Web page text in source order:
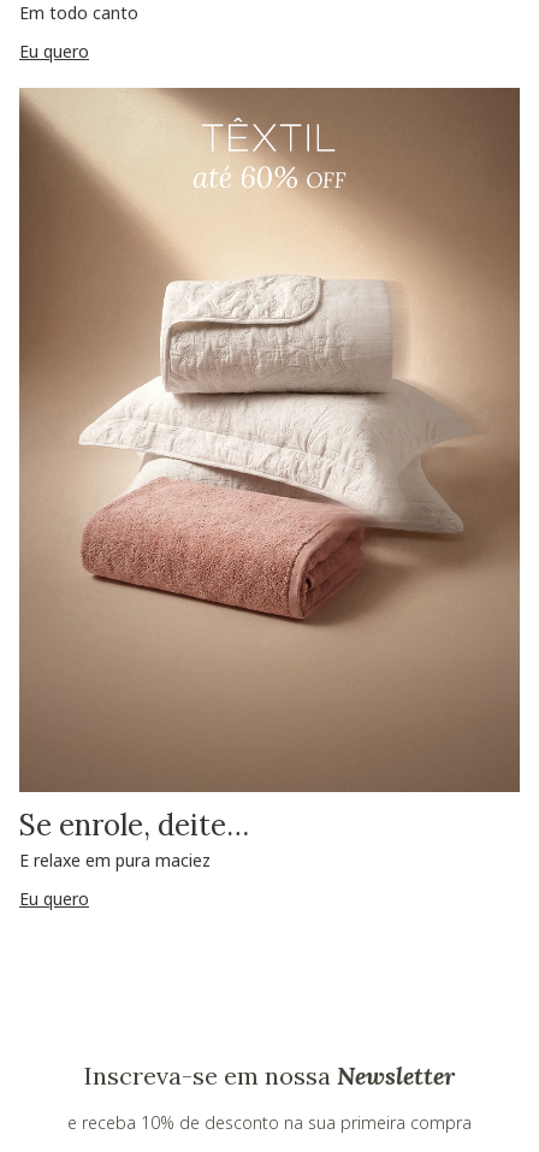
Em todo canto
Eu quero
Se enrole, deite…
E relaxe em pura maciez
Eu quero
Inscreva-se em nossa Newsletter
e receba 10% de desconto na sua primeira compra